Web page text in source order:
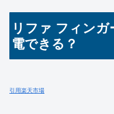
リファ フィン
電できる？
引用楽天市場